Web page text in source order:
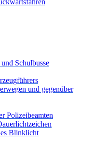
Schulbusse
und gegenüber
Polizeibeamten
Blinklicht